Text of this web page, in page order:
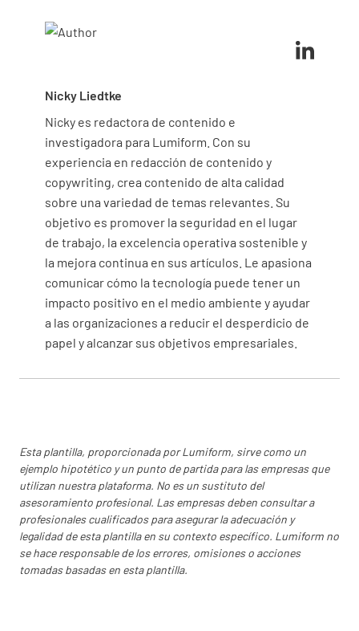
Descripción del evento (lo que sucedió):
Los datos generados son exactos (por
ejemplo, la idoneidad del sistema estaba
dentro de las especificaciones, los elementos
del análisis se consideraron correctos)
SÍ NO NO.
Tipo de resultado
FUERA DE ESPECIFICACIÓN (OOS)
Corrección inmediata:
Nicky Liedtke
Nicky es redactora de contenido e
investigadora para Lumiform. Con su
experiencia en redacción de contenido y
copywriting, crea contenido de alta calidad
sobre una variedad de temas relevantes. Su
objetivo es promover la seguridad en el lugar
de trabajo, la excelencia operativa sostenible y
la mejora continua en sus artículos. Le apasiona
comunicar cómo la tecnología puede tener un
impacto positivo en el medio ambiente y ayudar
a las organizaciones a reducir el desperdicio de
papel y alcanzar sus objetivos empresariales.
Esta plantilla, proporcionada por Lumiform, sirve como un
ejemplo hipotético y un punto de partida para las empresas que
utilizan nuestra plataforma. No es un sustituto del
asesoramiento profesional. Las empresas deben consultar a
profesionales cualificados para asegurar la adecuación y
legalidad de esta plantilla en su contexto específico. Lumiform no
se hace responsable de los errores, omisiones o acciones
tomadas basadas en esta plantilla.